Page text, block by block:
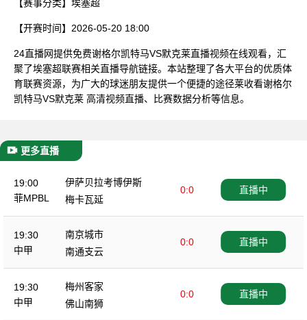
【赛事分类】 埃塞超
【开赛时间】 2026-05-20 18:00
24直播网提供免费谢格尔凯特马VS默克莱直播视频在线观看，汇
聚了埃塞超联赛相关直播导航链接。本站整理了各大平台的优质体
育联赛资源，为广大的球迷朋友提供一个便捷的途径莱收看谢格尔
凯特马VS默克莱 高清视频直播、比赛数据分析等信息。
更多直播
19:00
菲MPBL
伊萨贝拉考博伊斯
0:0
梅卡瓦延
直播中
19:30
中甲
南京城市
0:0
南通支云
直播中
19:30
中甲
梅州客家
0:0
佛山南狮
直播中